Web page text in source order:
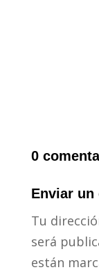
0
Enviar un
Tu
será
están